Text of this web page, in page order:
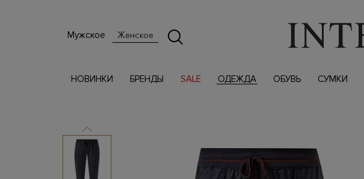
Мужское Женское
НОВИНКИ БРЕНДЫ SALE ОДЕЖДА ОБУВЬ СУМКИ